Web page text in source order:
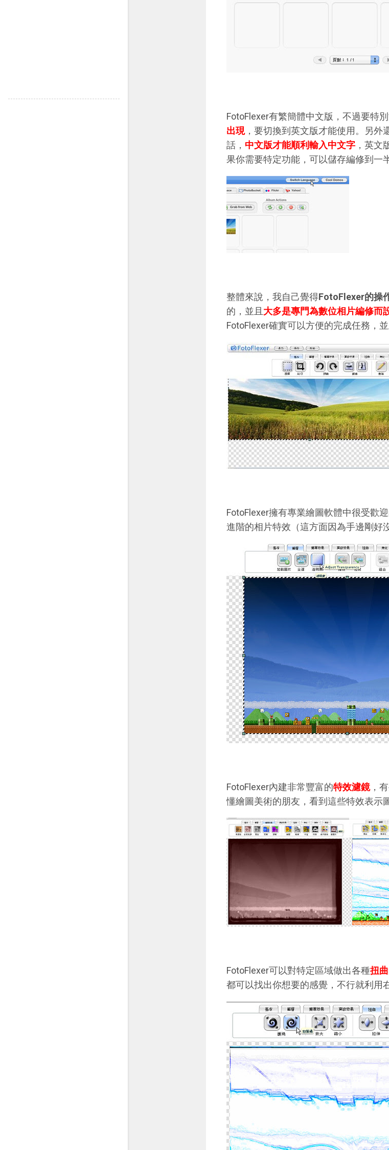
FotoFlexer有繁簡體中文版，不過要特
出現，要切換到英文版才能使用。另外
話， 中文版才能順利輸入中文字 ，英文
果你需要特定功能，可以儲存編修到一
整體來說，我自己覺得FotoFlexer的操
的，並且 大多是專門為數位相片編修而
FotoFlexer確實可以方便的完成任務，
FotoFlexer擁有專業繪圖軟體中很受歡
進階的相片特效（這方面因為手邊剛好
FotoFlexer內建非常豐富的特效濾鏡，
懂繪圖美術的朋友，看到這些特效表示
FotoFlexer可以對特定區域做出各種扭
都可以找出你想要的感覺，不行就利用